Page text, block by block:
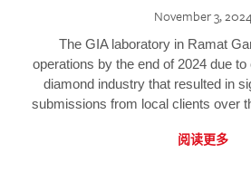
November 3,
The GIA laboratory in Ramat
operations by the end of 2024 due
diamond industry that resulted in
submissions from local clients over
阅读更多